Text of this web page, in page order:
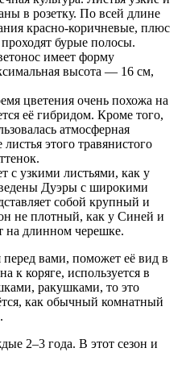
в розетку. По всей длине
красно-коричневые, плюс
бурые полосы.
имеет форму
высота — 16 см,
цветения очень похожа на
её гибридом. Кроме того,
атмосферная
этого травянистого
с узкими листьями, как у
Дуэры с широкими
собой крупный и
не плотный, как у Синей и
на длинном черешке.
перед вами, поможет её вид в
к коряге, используется в
ракушками, то это
как обычный комнатный
2–3 года. В этот сезон и